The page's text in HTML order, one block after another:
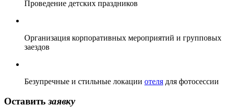
Проведение детских праздников
Организация корпоративных мероприятий и групповых
заездов
Безупречные и стильные локации отеля для фотосессии
Оставитьзаявку